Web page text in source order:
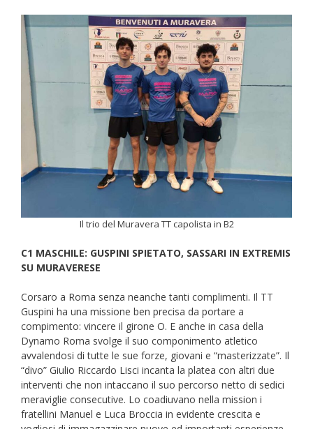
Il trio del Muravera TT capolista in B2
C1 MASCHILE: GUSPINI SPIETATO, SASSARI IN EXTREMIS
SU MURAVERESE
Corsaro a Roma senza neanche tanti complimenti. Il TT
Guspini ha una missione ben precisa da portare a
compimento: vincere il girone O. E anche in casa della
Dynamo Roma svolge il suo componimento atletico
avvalendosi di tutte le sue forze, giovani e “masterizzate”. Il
“divo” Giulio Riccardo Lisci incanta la platea con altri due
interventi che non intaccano il suo percorso netto di sedici
meraviglie consecutive. Lo coadiuvano nella mission i
fratellini Manuel e Luca Broccia in evidente crescita e